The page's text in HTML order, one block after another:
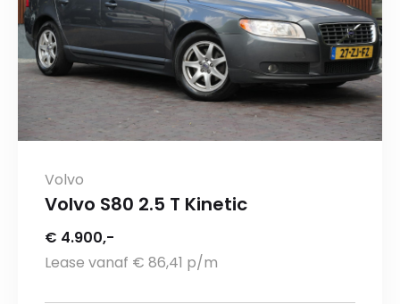
Volvo
Volvo S80 2.5 T Kinetic
€ 4.900,-
Lease vanaf € 86,41 p/m